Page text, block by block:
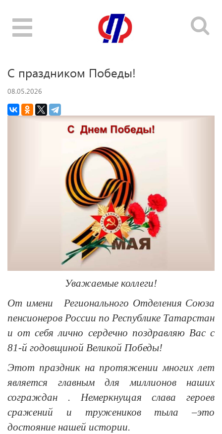
Toggle
navigation
С праздником Победы!
08.05.2026
Уважаемые коллеги!
От имени Регионального Отделения Союза
пенсионеров России по Республике Татарстан
и от себя лично сердечно поздравляю Вас с
81-й годовщиной Великой Победы!
Этот праздник на протяжении многих лет
является главным для миллионов наших
сограждан . Немеркнущая слава героев
сражений и тружеников тыла –это
достояние нашей истории.